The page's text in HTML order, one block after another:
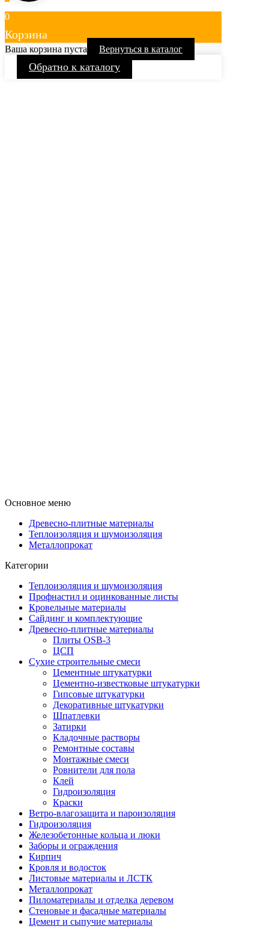
0
Корзина
Ваша корзина пуста Вернуться в каталог
Обратно к каталогу
Основное меню
Древесно-плитные материалы
Теплоизоляция и шумоизоляция
Металлопрокат
Категории
Теплоизоляция и шумоизоляция
Профнастил и оцинкованные листы
Кровельные материалы
Сайдинг и комплектующие
Древесно-плитные материалы
Плиты OSB-3
ЦСП
Сухие строительные смеси
Цементные штукатурки
Цементно-известковые штукатурки
Гипсовые штукатурки
Декоративные штукатурки
Шпатлевки
Затирки
Кладочные растворы
Ремонтные составы
Монтажные смеси
Ровнители для пола
Клей
Гидроизоляция
Краски
Ветро-влагозащита и пароизоляция
Гидроизоляция
Железобетонные кольца и люки
Заборы и ограждения
Кирпич
Кровля и водосток
Листовые материалы и ЛСТК
Металлопрокат
Пиломатериалы и отделка деревом
Стеновые и фасадные материалы
Цемент и сыпучие материалы